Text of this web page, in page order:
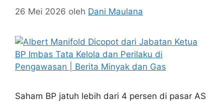
26 Mei 2026 oleh Dani Maulana
Saham BP jatuh lebih dari 4 persen di pasar AS